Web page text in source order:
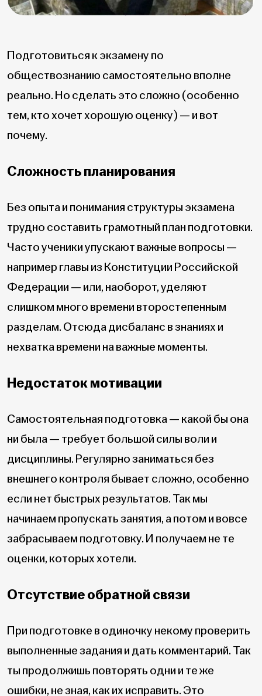
Подготовиться к экзамену по
обществознанию самостоятельно вполне
реально. Но сделать это сложно (особенно
тем, кто хочет хорошую оценку) — и вот
почему.
Сложность планирования
Без опыта и понимания структуры экзамена
трудно составить грамотный план подготовки.
Часто ученики упускают важные вопросы —
например главы из Конституции Российской
Федерации — или, наоборот, уделяют
слишком много времени второстепенным
разделам. Отсюда дисбаланс в знаниях и
нехватка времени на важные моменты.
Недостаток мотивации
Самостоятельная подготовка — какой бы она
ни была — требует большой силы воли и
дисциплины. Регулярно заниматься без
внешнего контроля бывает сложно, особенно
если нет быстрых результатов. Так мы
начинаем пропускать занятия, а потом и вовсе
забрасываем подготовку. И получаем не те
оценки, которых хотели.
Отсутствие обратной связи
При подготовке в одиночку некому проверить
выполненные задания и дать комментарий. Так
ты продолжишь повторять одни и те же
ошибки, не зная, как их исправить. Это